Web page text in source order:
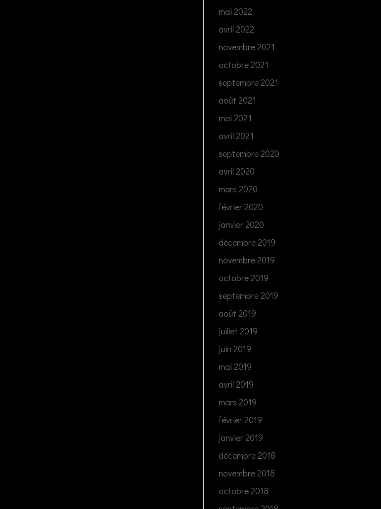
mai 2022
avril 2022
novembre 2021
octobre 2021
septembre 2021
août 2021
mai 2021
avril 2021
septembre 2020
avril 2020
mars 2020
février 2020
janvier 2020
décembre 2019
novembre 2019
octobre 2019
septembre 2019
août 2019
juillet 2019
juin 2019
mai 2019
avril 2019
mars 2019
février 2019
janvier 2019
décembre 2018
novembre 2018
octobre 2018